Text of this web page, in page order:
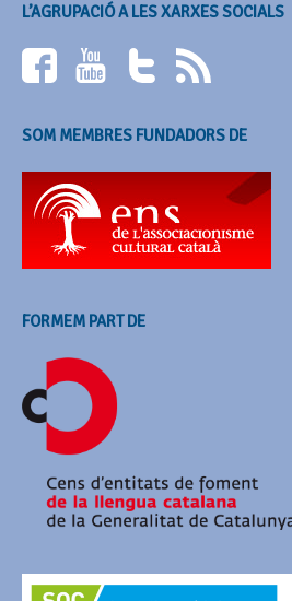
L’AGRUPACIÓ A LES XARXES SOCIALS
SOM MEMBRES FUNDADORS DE
FORMEM PART DE